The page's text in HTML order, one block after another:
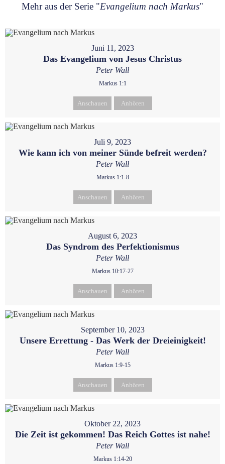
Mehr aus der Serie "Evangelium nach Markus"
Juni 11, 2023
Das Evangelium von Jesus Christus
Peter Wall
Markus 1:1
Anschauen Anhören
Juli 9, 2023
Wie kann ich von meiner Sünde befreit werden?
Peter Wall
Markus 1:1-8
Anschauen Anhören
August 6, 2023
Das Syndrom des Perfektionismus
Peter Wall
Markus 10:17-27
Anschauen Anhören
September 10, 2023
Unsere Errettung - Das Werk der Dreieinigkeit!
Peter Wall
Markus 1:9-15
Anschauen Anhören
Oktober 22, 2023
Die Zeit ist gekommen! Das Reich Gottes ist nahe!
Peter Wall
Markus 1:14-20